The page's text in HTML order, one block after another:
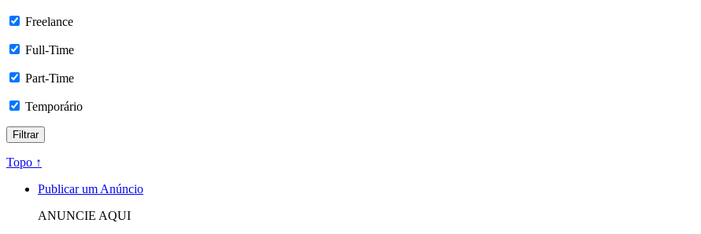
Freelance
Full-Time
Part-Time
Temporário
Topo ↑
Publicar um Anúncio
ANUNCIE AQUI